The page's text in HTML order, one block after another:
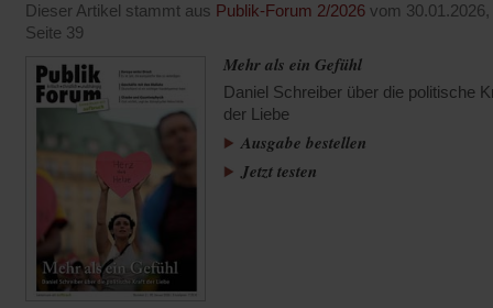
Dieser Artikel stammt aus Publik-Forum 2/2026 vom 30.01.2026,
Seite 39
Mehr als ein Gefühl
Daniel Schreiber über die politische
der Liebe
Ausgabe bestellen
Jetzt testen